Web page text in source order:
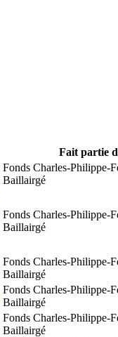
Fait partie
Fonds Charles-Philippe-
Baillairgé
Fonds Charles-Philippe-
Baillairgé
Fonds Charles-Philippe-
Baillairgé
Fonds Charles-Philippe-
Baillairgé
Fonds Charles-Philippe-
Baillairgé